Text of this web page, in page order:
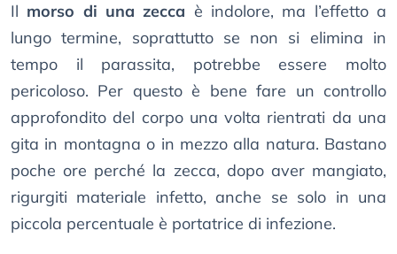
Il morso di una zecca è indolore, ma l’effetto a
lungo termine, soprattutto se non si elimina in
tempo il parassita, potrebbe essere molto
pericoloso. Per questo è bene fare un controllo
approfondito del corpo una volta rientrati da una
gita in montagna o in mezzo alla natura. Bastano
poche ore perché la zecca, dopo aver mangiato,
rigurgiti materiale infetto, anche se solo in una
piccola percentuale è portatrice di infezione.